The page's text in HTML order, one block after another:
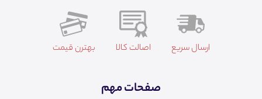
ارسال سریع اصالت کالا بهترن قیمت
صفحات مهم